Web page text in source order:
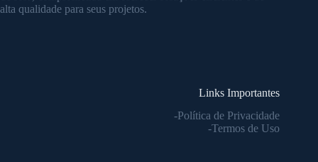
alta qualidade para seus projetos.
Links Importantes
-Política de Privacidade
-Termos de Uso